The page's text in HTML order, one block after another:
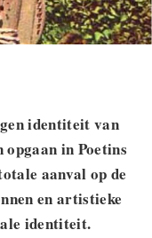
identiteit van
in Poetins
aanval op de
en artistieke
identiteit.